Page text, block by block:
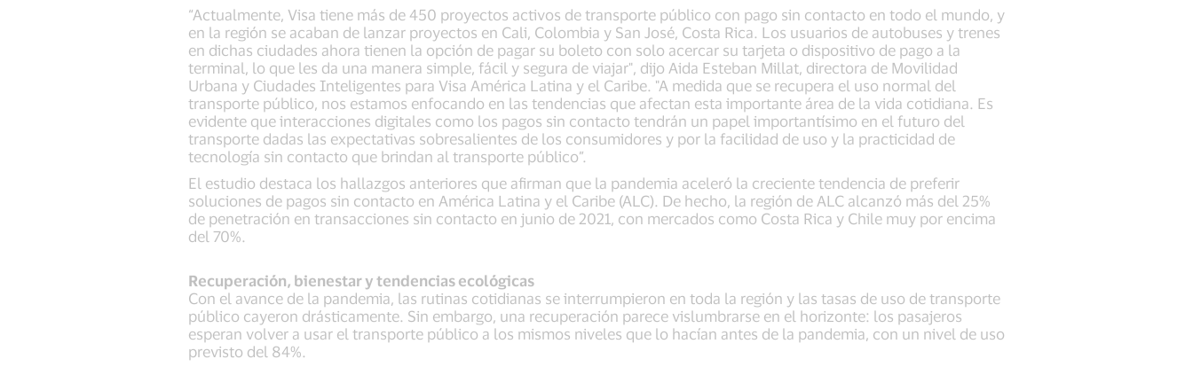
“Actualmente, Visa tiene más de 450 proyectos activos de transporte público con pago sin contacto en todo el mundo, y
en la región se acaban de lanzar proyectos en Cali, Colombia y San José, Costa Rica. Los usuarios de autobuses y trenes
en dichas ciudades ahora tienen la opción de pagar su boleto con solo acercar su tarjeta o dispositivo de pago a la
terminal, lo que les da una manera simple, fácil y segura de viajar", dijo Aida Esteban Millat, directora de Movilidad
Urbana y Ciudades Inteligentes para Visa América Latina y el Caribe. "A medida que se recupera el uso normal del
transporte público, nos estamos enfocando en las tendencias que afectan esta importante área de la vida cotidiana. Es
evidente que interacciones digitales como los pagos sin contacto tendrán un papel importantísimo en el futuro del
transporte dadas las expectativas sobresalientes de los consumidores y por la facilidad de uso y la practicidad de
tecnología sin contacto que brindan al transporte público”.
El estudio destaca los hallazgos anteriores que afirman que la pandemia aceleró la creciente tendencia de preferir
soluciones de pagos sin contacto en América Latina y el Caribe (ALC). De hecho, la región de ALC alcanzó más del 25%
de penetración en transacciones sin contacto en junio de 2021, con mercados como Costa Rica y Chile muy por encima
del 70%.
Recuperación, bienestar y tendencias ecológicas
Con el avance de la pandemia, las rutinas cotidianas se interrumpieron en toda la región y las tasas de uso de transporte
público cayeron drásticamente. Sin embargo, una recuperación parece vislumbrarse en el horizonte: los pasajeros
esperan volver a usar el transporte público a los mismos niveles que lo hacían antes de la pandemia, con un nivel de uso
previsto del 84%.